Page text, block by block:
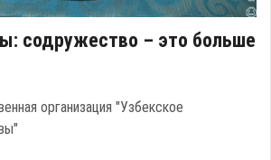
содружество – это больше
организация "Узбекское